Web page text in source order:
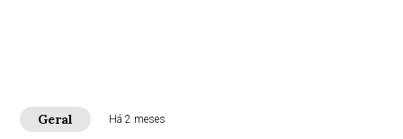
Geral Há 2 meses